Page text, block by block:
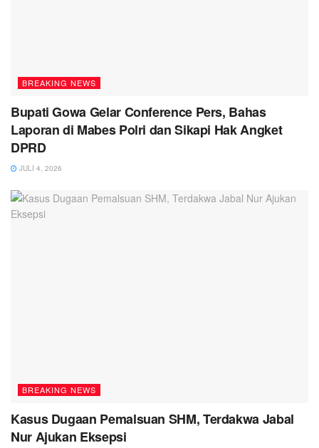
BREAKING NEWS
Bupati Gowa Gelar Conference Pers, Bahas
Laporan di Mabes Polri dan Sikapi Hak Angket
DPRD
JULI 4, 2026
BREAKING NEWS
Kasus Dugaan Pemalsuan SHM, Terdakwa Jabal
Nur Ajukan Eksepsi